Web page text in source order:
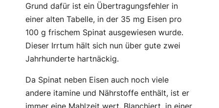
Grund dafür ist ein Übertragungsfehler in
einer alten Tabelle, in der 35 mg Eisen pro
100 g frischem Spinat ausgewiesen wurde.
Dieser Irrtum hält sich nun über gute zwei
Jahrhunderte hartnäckig.
Da Spinat neben Eisen auch noch viele
andere itamine und Nährstoffe enthält, ist er
immer eine Mahlzeit wert. Blanchiert, in einer